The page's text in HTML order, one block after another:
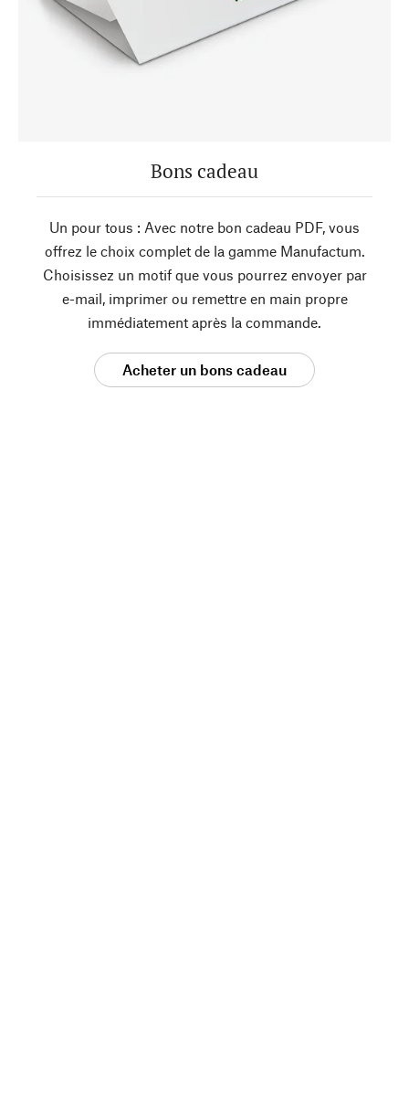
Bons cadeau
Un pour tous : Avec notre bon cadeau PDF, vous
offrez le choix complet de la gamme Manufactum.
Choisissez un motif que vous pourrez envoyer par
e-mail, imprimer ou remettre en main propre
immédiatement après la commande.
Acheter un bons cadeau